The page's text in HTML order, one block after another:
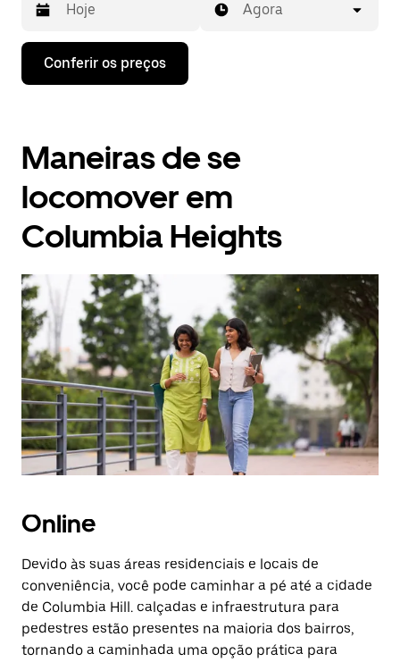
Pressione
seta
interagir
com
calendário
selecionar
uma
Pressione
a
tecla
“ESC”
para
fechar
o
calendário.
Agora
Conferir os preços
Maneiras de se
locomover em
Columbia Heights
Online
Devido às suas áreas residenciais e locais de
conveniência, você pode caminhar a pé até a cidade
de Columbia Hill. calçadas e infraestrutura para
pedestres estão presentes na maioria dos bairros,
tornando a caminhada uma opção prática para